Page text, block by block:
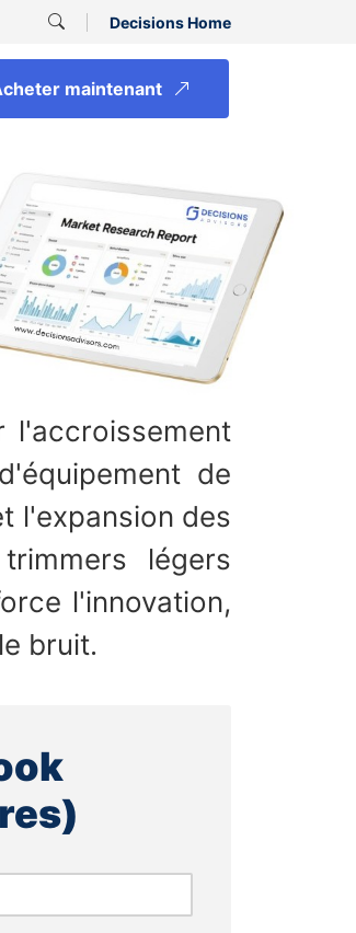
Decisions Home
maintenant
l'accroissement
de
l'expansion des
légers
l'innovation,
bruit.